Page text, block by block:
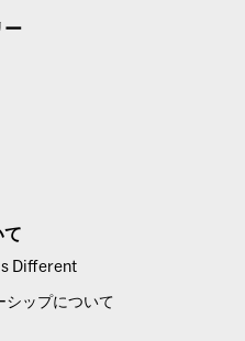
ー
て
Different
シップについて